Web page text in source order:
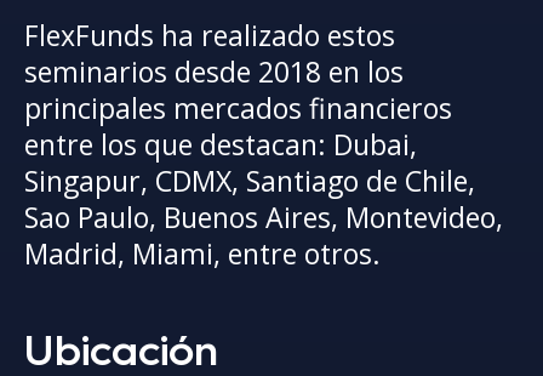
FlexFunds ha realizado estos
seminarios desde 2018 en los
principales mercados financieros
entre los que destacan: Dubai,
Singapur, CDMX, Santiago de Chile,
Sao Paulo, Buenos Aires, Montevideo,
Madrid, Miami, entre otros.
Ubicación